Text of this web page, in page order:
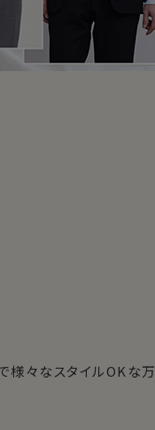
様々なスタイルOKな万